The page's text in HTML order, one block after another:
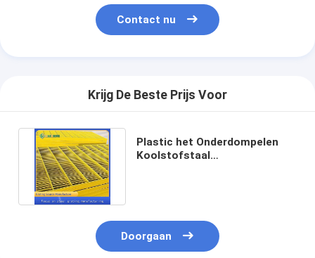
Contact nu
Krijg De Beste Prijs Voor
Plastic het Onderdompelen
Koolstofstaal
Doorgaan